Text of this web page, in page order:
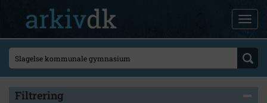
Filtrering